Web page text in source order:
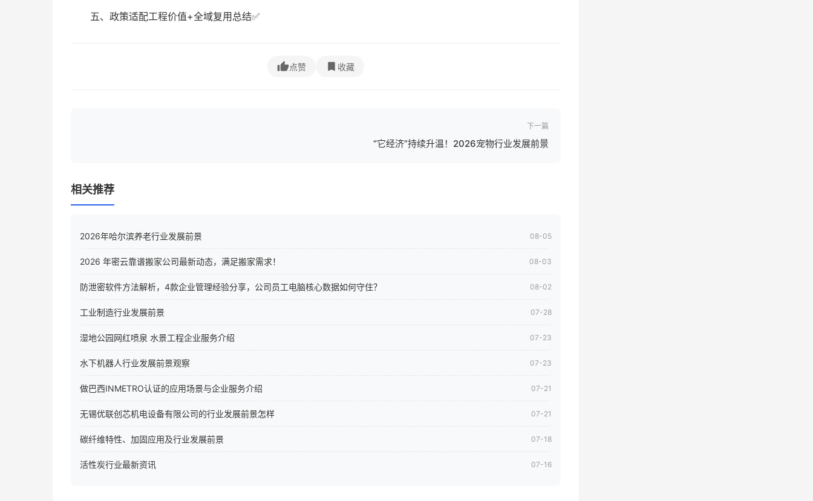
五、政策适配工程价值+全域复用总结✅
点赞 收藏
下一篇
“它经济”持续升温！2026宠物行业发展前景
相关推荐
2026年哈尔滨养老行业发展前景 08-05
2026 年密云靠谱搬家公司最新动态，满足搬家需求！ 08-03
防泄密软件方法解析，4款企业管理经验分享，公司员工电脑核心数据如何守住？ 08-02
工业制造行业发展前景 07-28
湿地公园网红喷泉 水景工程企业服务介绍 07-23
水下机器人行业发展前景观察 07-23
做巴西INMETRO认证的应用场景与企业服务介绍 07-21
无锡优联创芯机电设备有限公司的行业发展前景怎样 07-21
碳纤维特性、加固应用及行业发展前景 07-18
活性炭行业最新资讯 07-16